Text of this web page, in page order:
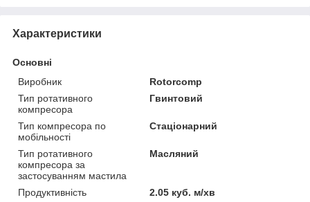
Характеристики
Основні
Виробник
Rotorcomp
Тип ротативного
компресора
Гвинтовий
Тип компресора по
мобільності
Стаціонарний
Тип ротативного
компресора за
застосуванням мастила
Масляний
Продуктивність
2.05 куб. м/хв